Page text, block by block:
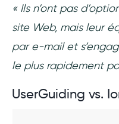
« Ils n’ont pas
site Web, mais leur
par e-mail et
le plus rapidement
UserGuiding vs.